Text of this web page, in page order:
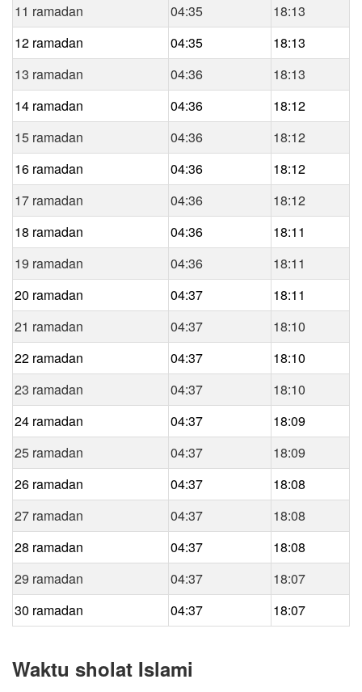
11 ramadan
04:35
18:13
12 ramadan
04:35
18:13
13 ramadan
04:36
18:13
14 ramadan
04:36
18:12
15 ramadan
04:36
18:12
16 ramadan
04:36
18:12
17 ramadan
04:36
18:12
18 ramadan
04:36
18:11
19 ramadan
04:36
18:11
20 ramadan
04:37
18:11
21 ramadan
04:37
18:10
22 ramadan
04:37
18:10
23 ramadan
04:37
18:10
24 ramadan
04:37
18:09
25 ramadan
04:37
18:09
26 ramadan
04:37
18:08
27 ramadan
04:37
18:08
28 ramadan
04:37
18:08
29 ramadan
04:37
18:07
30 ramadan
04:37 18:07
Waktu sholat Islami